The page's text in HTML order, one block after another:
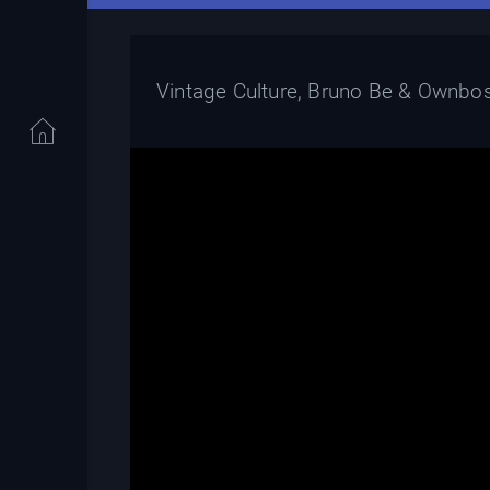
Vintage Culture, Bruno Be &